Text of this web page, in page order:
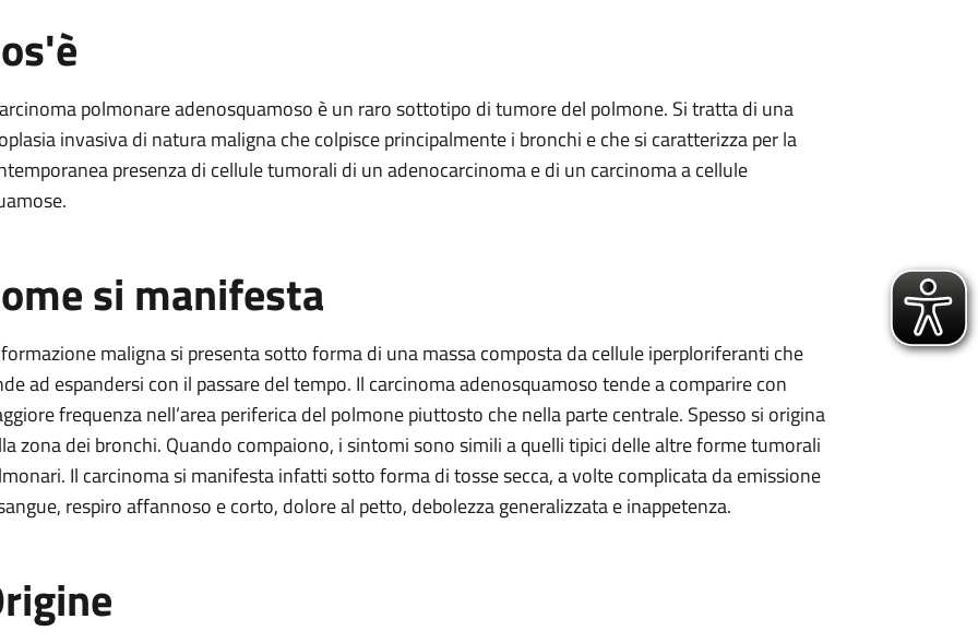
del polmone
del polmone
del polmone
del polmone
polmonare adenosquamoso è un raro sottotipo di tumore del polmone. Si tratta di una
invasiva di natura maligna che colpisce principalmente i bronchi e che si caratterizza per la
presenza di cellule tumorali di un adenocarcinoma e di un carcinoma a cellule
si manifesta
maligna si presenta sotto forma di una massa composta da cellule iperploriferanti che
ad espandersi con il passare del tempo. Il carcinoma adenosquamoso tende a comparire con
frequenza nell’area periferica del polmone piuttosto che nella parte centrale. Spesso si origina
zona dei bronchi. Quando compaiono, i sintomi sono simili a quelli tipici delle altre forme tumorali
Il carcinoma si manifesta infatti sotto forma di tosse secca, a volte complicata da emissione
respiro affannoso e corto, dolore al petto, debolezza generalizzata e inappetenza.